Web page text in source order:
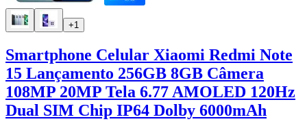
+1
Smartphone Celular Xiaomi Redmi Note
15 Lançamento 256GB 8GB Câmera
108MP 20MP Tela 6.77 AMOLED 120Hz
Dual SIM Chip IP64 Dolby 6000mAh